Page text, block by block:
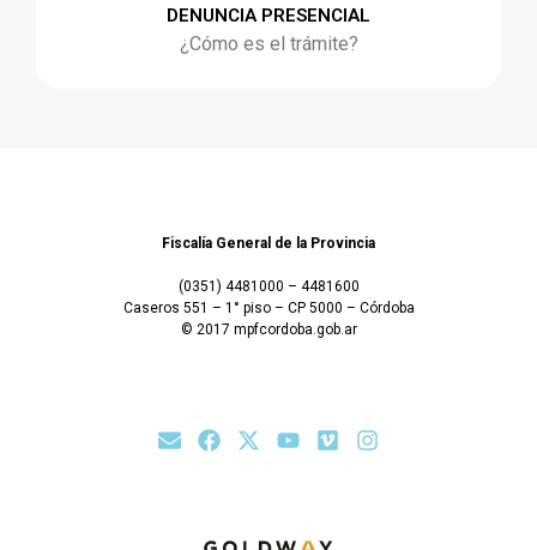
DENUNCIA PRESENCIAL
¿Cómo es el trámite?
Fiscalía General de la Provincia
(0351) 4481000 – 4481600
Caseros 551 – 1° piso – CP 5000 – Córdoba
© 2017 mpfcordoba.gob.ar